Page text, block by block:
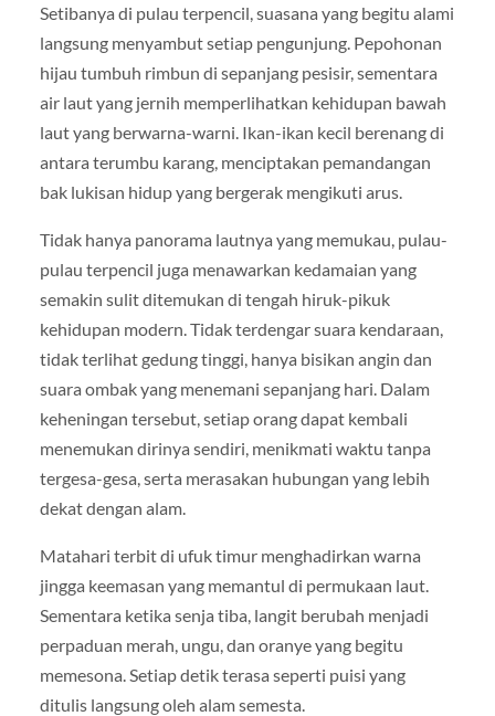
Setibanya di pulau terpencil, suasana yang begitu alami
langsung menyambut setiap pengunjung. Pepohonan
hijau tumbuh rimbun di sepanjang pesisir, sementara
air laut yang jernih memperlihatkan kehidupan bawah
laut yang berwarna-warni. Ikan-ikan kecil berenang di
antara terumbu karang, menciptakan pemandangan
bak lukisan hidup yang bergerak mengikuti arus.
Tidak hanya panorama lautnya yang memukau, pulau-
pulau terpencil juga menawarkan kedamaian yang
semakin sulit ditemukan di tengah hiruk-pikuk
kehidupan modern. Tidak terdengar suara kendaraan,
tidak terlihat gedung tinggi, hanya bisikan angin dan
suara ombak yang menemani sepanjang hari. Dalam
keheningan tersebut, setiap orang dapat kembali
menemukan dirinya sendiri, menikmati waktu tanpa
tergesa-gesa, serta merasakan hubungan yang lebih
dekat dengan alam.
Matahari terbit di ufuk timur menghadirkan warna
jingga keemasan yang memantul di permukaan laut.
Sementara ketika senja tiba, langit berubah menjadi
perpaduan merah, ungu, dan oranye yang begitu
memesona. Setiap detik terasa seperti puisi yang
ditulis langsung oleh alam semesta.